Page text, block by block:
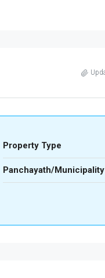
Property Type
Panchayath/Municipality